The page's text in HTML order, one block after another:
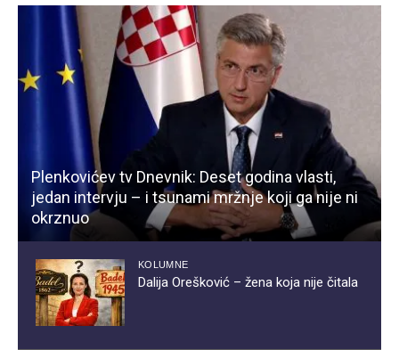
Plenkovićev tv Dnevnik: Deset godina vlasti,
jedan intervju – i tsunami mržnje koji ga nije ni
okrznuo
KOLUMNE
Dalija Orešković – žena koja nije čitala